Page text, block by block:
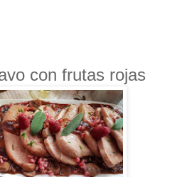
con frutas rojas